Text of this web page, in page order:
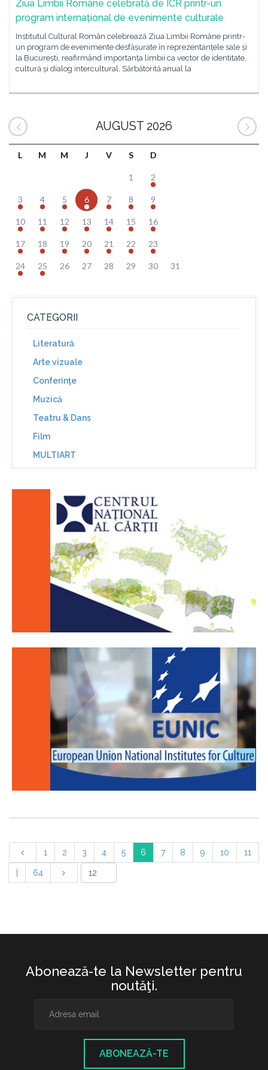
Ziua Limbii Române celebrată de ICR printr-un
program internațional de evenimente culturale
Institutul Cultural Român celebrează Ziua Limbii Române printr-
un program de evenimente desfășurate în reprezentanțele sale și
la București, reafirmând importanța limbii ca vector de identitate,
cultură și dialog intercultural. Sărbătorită anual la
AUGUST 2026
L M M J V S D
1 2
3 4 5 6 7 8 9
10 11 12 13 14 15 16
17 18 19 20 21 22 23
24 25 26 27 28 29 30 31
CATEGORII
Literatură
Arte vizuale
Conferinţe
Muzică
Teatru & Dans
Film
MULTIART
1 2 3 4 5 6 7 8 9 10 11
64
Abonează-te la Newsletter pentru
noutăţi.
ABONEAZĂ-TE